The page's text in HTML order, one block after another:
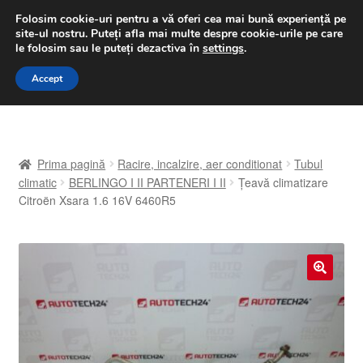
LIVRARE de la 33 lei
luni-vineri 9 a.m. - 4 p.m.031 229 6816
Sari
Sari
A lua legatura
Despre noi
Finalizare comandă
Prima pagină Racire, incalzire, aer conditionat
Tubul
climatic
BERLINGO I II PARTENERI I II
Țeavă climatizare
Citroën Xsara 1.6 16V 6460R5
Folosim cookie-uri pentru a vă oferi cea mai bună experiență pe
site-ul nostru. Puteți afla mai multe despre cookie-urile pe care
le folosim sau le puteți dezactiva în settings.
Accept